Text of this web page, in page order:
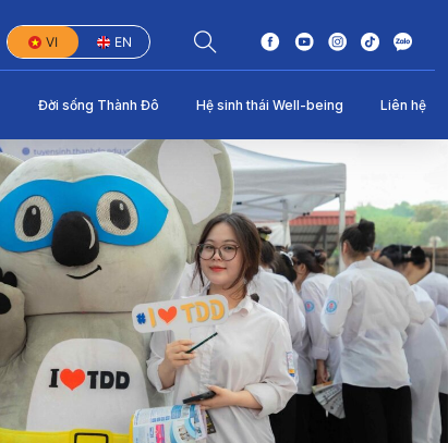
VI EN
Đời sống Thành Đô Hệ sinh thái Well-being Liên hệ